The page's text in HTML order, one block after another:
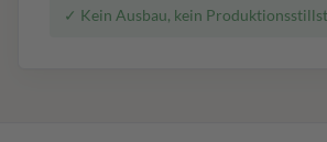
✓ Kein Ausbau, kein